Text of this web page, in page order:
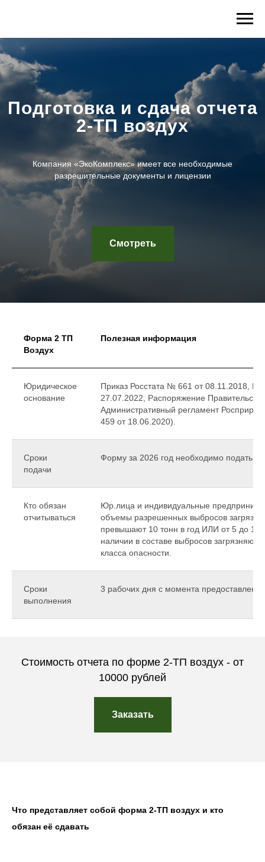
Подготовка и сдача отчета
2-ТП воздух
Компания «ЭкоКомплекс» имеет все необходимые
разрешительные документы и лицензии
Смотреть
Форма 2 ТП
Воздух
Полезная информация
Юридическое
основание
Приказ Росстата № 661 от 08.11.2018,
27.07.2022, Распоряжение
Административный регламент
459 от 18.06.2020).
Сроки
подачи
Форму за 2026 год необходимо подать в
Кто обязан
отчитываться
Юр.лица и индивидуальные
объемы разрешенных выбросов
превышают 10 тонн в год ИЛИ от 5 до 10
наличии в составе выбросов
класса опасности.
Сроки
выполнения
3 рабочих дня с момента
Стоимость отчета по форме 2-ТП воздух - от
10000 рублей
Заказать
Что представляет собой форма 2-ТП воздух и кто
обязан её сдавать